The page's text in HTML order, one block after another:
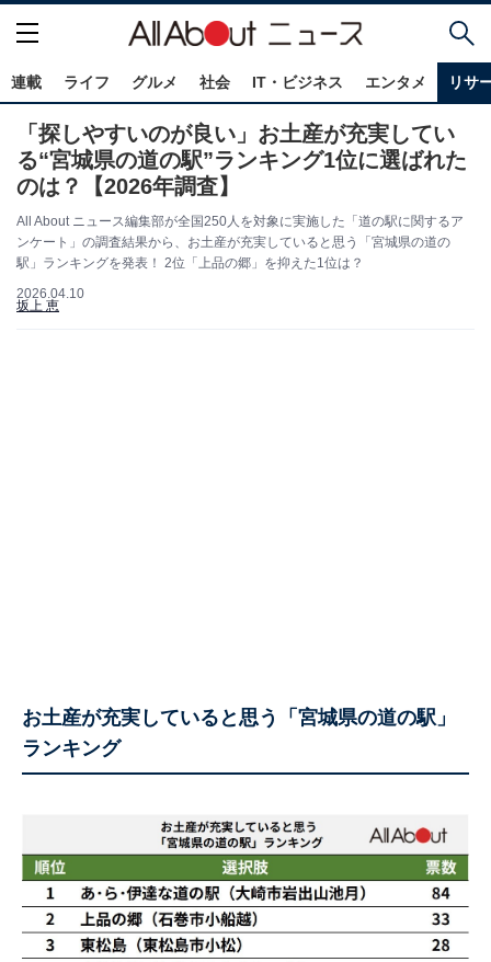
連載 ライフ グルメ 社会 IT・ビジネス エンタメ リサ
「探しやすいのが良い」お土産が充実してい
る“宮城県の道の駅”ランキング1位に選ばれた
のは？【2026年調査】
All About ニュース編集部が全国250人を対象に実施した「道の駅に関するア
ンケート」の調査結果から、お土産が充実していると思う「宮城県の道の
駅」ランキングを発表！ 2位「上品の郷」を抑えた1位は？
2026.04.10
坂上 恵
お土産が充実していると思う「宮城県の道の駅」
ランキング